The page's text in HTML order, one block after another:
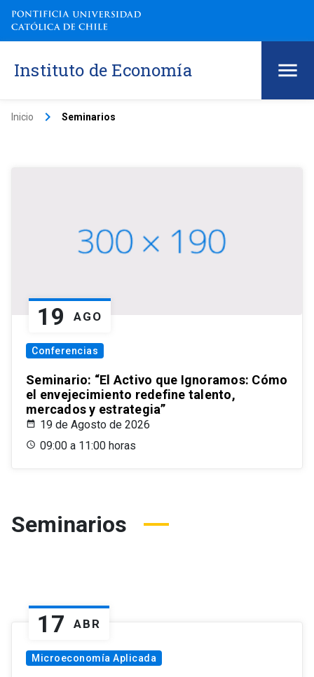
Instituto de Economía
Inicio keyboard_arrow_right Seminarios
19 AGO
Conferencias
Seminario: “El Activo que Ignoramos: Cómo
el envejecimiento redefine talento,
mercados y estrategia”
19 de Agosto de 2026
09:00 a 11:00 horas
Seminarios
17 ABR
Microeconomía Aplicada